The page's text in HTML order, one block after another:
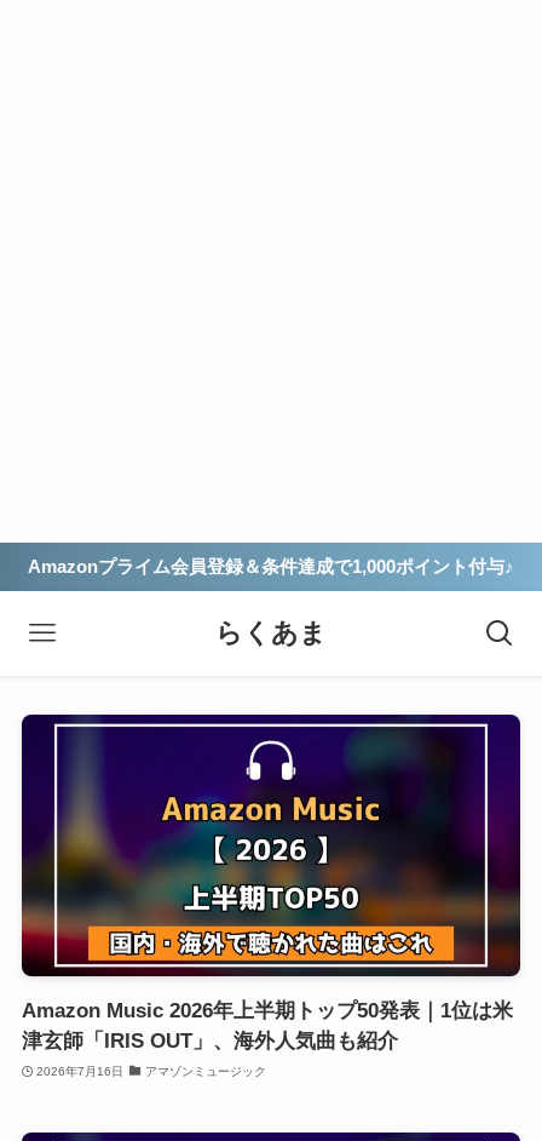
Amazonプライム会員登録＆条件達成で1,000ポイント付与♪
らくあま
Amazon Music 2026年上半期トップ50発表｜1位は米
津玄師「IRIS OUT」、海外人気曲も紹介
2026年7月16日 アマゾンミュージック